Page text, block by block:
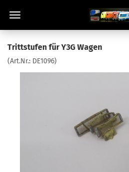
Trittstufen für Y3G Wagen
(Art.Nr.: DE1096)